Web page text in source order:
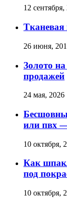
12 сентября,
Тканевая
26 июня,
Золото
продажей
24 мая, 2026
или пвх
10 октября,
Как
под
10 октября,